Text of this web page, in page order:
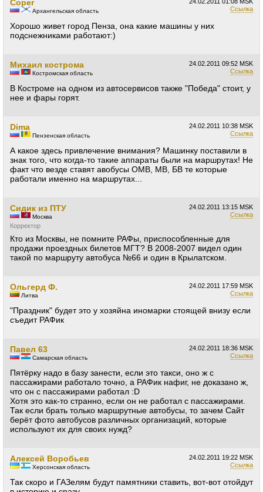
Ссылка
Coper
Архангельская область
Хорошо живет город Пенза, она какие машины у них
подснежниками работают:)
24.02.2011 09:52 MSK
Ссылка
Михаил кострома
Костромская область
В Костроме на одном из автосервисов также "Победа" стоит, у
нее и фары горят.
24.02.2011 10:38 MSK
Ссылка
Dima
Пензенская область
А какое здесь привлечение внимания? Машинку поставили в
знак того, что когда-то такие аппараты были на маршрутах! Не
факт что везде ставят авобусы ОМВ, МВ, БВ те которые
работали именно на маршрутах...
24.02.2011 13:15 MSK
Ссылка
Сидик из ПТУ
Москва
Корректор
Кто из Москвы, не помните РАФы, приспособленные для
продажи проездных билетов МГТ? В 2008-2007 видел один
такой по маршруту автобуса №66 и один в Крылатском.
24.02.2011 17:59 MSK
Ссылка
Ольгерд Ф.
Литва
"Праздник" будет это у хозяйна иномарки стоящей внизу если
съедит РАФик
24.02.2011 18:36 MSK
Ссылка
Павел 63
Самарская область
Пятёрку надо в базу занести, если это такси, оно ж с
пассажирами работало точно, а РАФик нафиг, не доказано ж,
что он с пассажирами работал :D
Хотя это как-то странно, если он не работал с пассажирами.
Так если брать только маршрутные автобусы, то зачем Сайт
берёт фото автобусов различных организаций, которые
используют их для своих нужд?
24.02.2011 19:22 MSK
Ссылка
Алексей Воробьев
Херсонская область
Так скоро и ГАЗелям будут памятники ставить, вот-вот отойдут